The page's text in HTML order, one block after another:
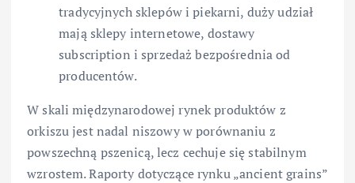
tradycyjnych sklepów i piekarni, duży udział
mają sklepy internetowe, dostawy
subscription i sprzedaż bezpośrednia od
producentów.
W skali międzynarodowej rynek produktów z
orkiszu jest nadal niszowy w porównaniu z
powszechną pszenicą, lecz cechuje się stabilnym
wzrostem. Raporty dotyczące rynku „ancient grains”